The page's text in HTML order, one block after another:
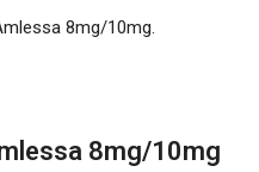
8mg/10mg.
8mg/10mg